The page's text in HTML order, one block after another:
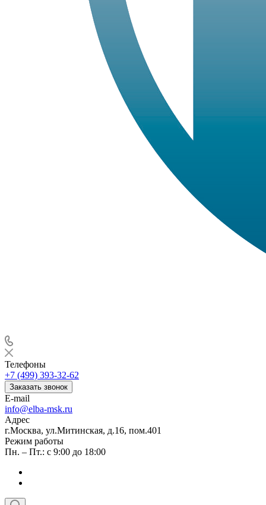
Телефоны
+7 (499) 393-32-62
Заказать звонок
E-mail
info@elba-msk.ru
Адрес
г.Москва, ул.Митинская, д.16, пом.401
Режим работы
Пн. – Пт.: с 9:00 до 18:00